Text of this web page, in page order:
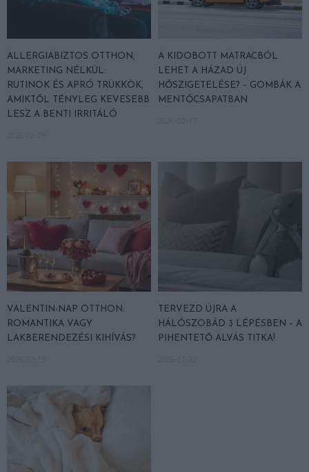
ALLERGIABIZTOS OTTHON,
MARKETING NÉLKÜL:
RUTINOK ÉS APRÓ TRÜKKÖK,
AMIKTŐL TÉNYLEG KEVESEBB
LESZ A BENTI IRRITÁLÓ
A KIDOBOTT MATRACBÓL
LEHET A HÁZAD ÚJ
HŐSZIGETELÉSE? – GOMBÁK A
MENTŐCSAPATBAN
VALENTIN-NAP OTTHON:
ROMANTIKA VAGY
LAKBERENDEZÉSI KIHÍVÁS?
TERVEZD ÚJRA A
HÁLÓSZOBÁD 3 LÉPÉSBEN – A
PIHENTETŐ ALVÁS TITKA!